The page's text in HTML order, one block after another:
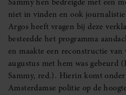
niet in vinden en ook
Argos heeft vragen bij deze
besteedde het programma
en maakte een reconstructie van
augustus met hem was gebeurd
Sammy, red.). Hierin komt
Amsterdamse politie op de